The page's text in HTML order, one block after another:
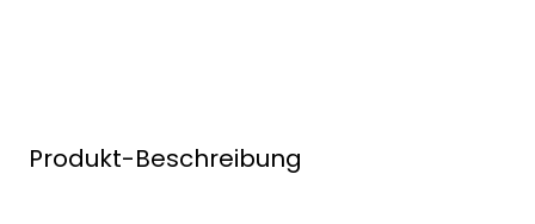
Produkt-Beschreibung